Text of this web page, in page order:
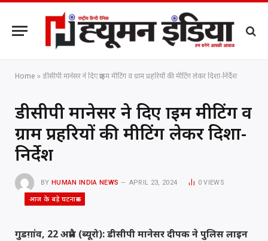
Home »डीसीपी मानेसर ने दिए क्राइम मीटिंग व ग्राम प्रहरियों की मीटिंग लेकर दिशा-निर्देश
डीसीपी मानेसर ने दिए क्राइम मीटिंग व
ग्राम प्रहरियों की मीटिंग लेकर दिशा-
निर्देश
BY HUMAN INDIA NEWS APRIL 23, 2024 0VIEWS
आज के बड़े घटनाक्रम
गुडग़ांव, 22 अप्रैल (ब्यूरो): डीसीपी मानेसर दीपक ने पुलिस लाइन